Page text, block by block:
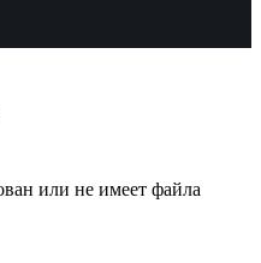
или не имеет файла